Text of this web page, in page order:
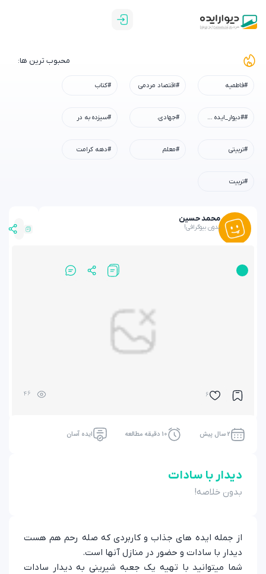
محبوب ترین ها:
#فاطمیه #اقتصاد مردمی #کتاب
##دیوار_ایده #رسم_میزبانی #شهادت_امام_رضا #همه_خادم_الرضاییم #جهادی. #سیزده به در
#تربیتی #معلم #دهه کرامت
#تربیت
محمد حسین
بدون بیوگرافی!
6
46
2 سال پیش 10 دقیقه مطالعه ایده آسان
دیدار با سادات
بدون خلاصه!
از جمله ایده های جذاب و کاربردی که صله رحم هم هست
دیدار با سادات و حضور در منازل آنها است.
شما میتوانید با تهیه یک جعبه شیرینی به دیدار سادات